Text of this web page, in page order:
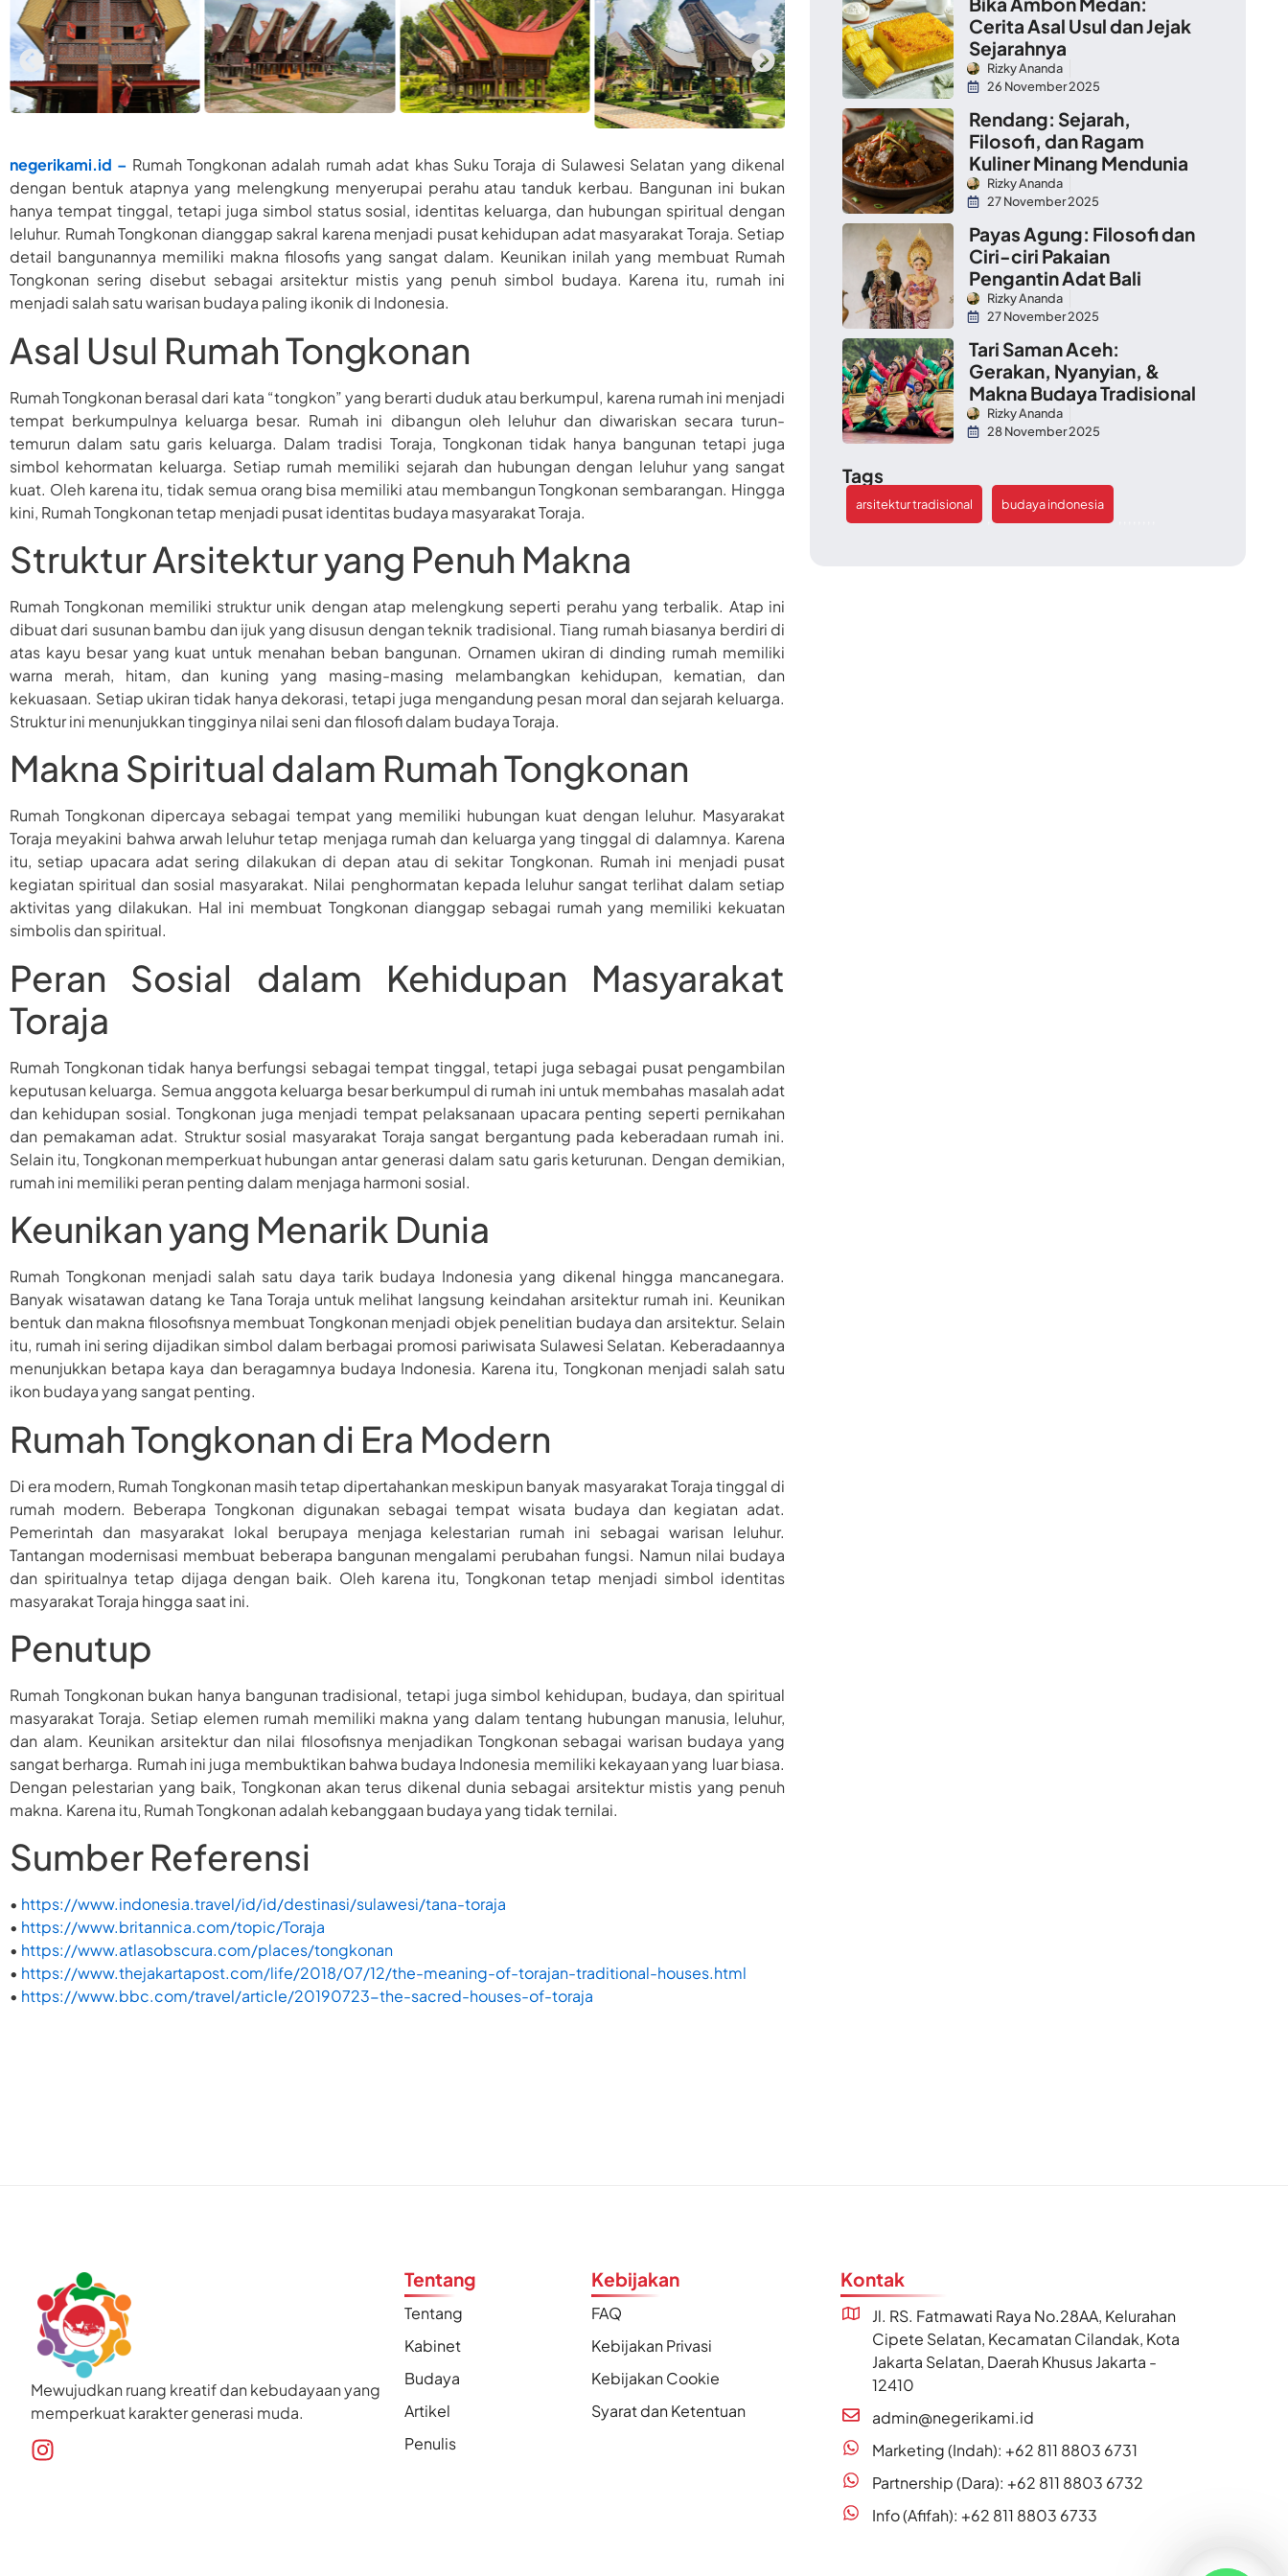
negerikami.id – Rumah Tongkonan adalah rumah adat khas Suku Toraja di Sulawesi Selatan yang dikenal
dengan bentuk atapnya yang melengkung menyerupai perahu atau tanduk kerbau. Bangunan ini bukan
hanya tempat tinggal, tetapi juga simbol status sosial, identitas keluarga, dan hubungan spiritual dengan
leluhur. Rumah Tongkonan dianggap sakral karena menjadi pusat kehidupan adat masyarakat Toraja. Setiap
detail bangunannya memiliki makna filosofis yang sangat dalam. Keunikan inilah yang membuat Rumah
Tongkonan sering disebut sebagai arsitektur mistis yang penuh simbol budaya. Karena itu, rumah ini
menjadi salah satu warisan budaya paling ikonik di Indonesia.
Asal Usul Rumah Tongkonan
Rumah Tongkonan berasal dari kata “tongkon” yang berarti duduk atau berkumpul, karena rumah ini menjadi
tempat berkumpulnya keluarga besar. Rumah ini dibangun oleh leluhur dan diwariskan secara turun-
temurun dalam satu garis keluarga. Dalam tradisi Toraja, Tongkonan tidak hanya bangunan tetapi juga
simbol kehormatan keluarga. Setiap rumah memiliki sejarah dan hubungan dengan leluhur yang sangat
kuat. Oleh karena itu, tidak semua orang bisa memiliki atau membangun Tongkonan sembarangan. Hingga
kini, Rumah Tongkonan tetap menjadi pusat identitas budaya masyarakat Toraja.
Struktur Arsitektur yang Penuh Makna
Rumah Tongkonan memiliki struktur unik dengan atap melengkung seperti perahu yang terbalik. Atap ini
dibuat dari susunan bambu dan ijuk yang disusun dengan teknik tradisional. Tiang rumah biasanya berdiri di
atas kayu besar yang kuat untuk menahan beban bangunan. Ornamen ukiran di dinding rumah memiliki
warna merah, hitam, dan kuning yang masing-masing melambangkan kehidupan, kematian, dan
kekuasaan. Setiap ukiran tidak hanya dekorasi, tetapi juga mengandung pesan moral dan sejarah keluarga.
Struktur ini menunjukkan tingginya nilai seni dan filosofi dalam budaya Toraja.
Makna Spiritual dalam Rumah Tongkonan
Rumah Tongkonan dipercaya sebagai tempat yang memiliki hubungan kuat dengan leluhur. Masyarakat
Toraja meyakini bahwa arwah leluhur tetap menjaga rumah dan keluarga yang tinggal di dalamnya. Karena
itu, setiap upacara adat sering dilakukan di depan atau di sekitar Tongkonan. Rumah ini menjadi pusat
kegiatan spiritual dan sosial masyarakat. Nilai penghormatan kepada leluhur sangat terlihat dalam setiap
aktivitas yang dilakukan. Hal ini membuat Tongkonan dianggap sebagai rumah yang memiliki kekuatan
simbolis dan spiritual.
Peran Sosial dalam Kehidupan Masyarakat
Toraja
Rumah Tongkonan tidak hanya berfungsi sebagai tempat tinggal, tetapi juga sebagai pusat pengambilan
keputusan keluarga. Semua anggota keluarga besar berkumpul di rumah ini untuk membahas masalah adat
dan kehidupan sosial. Tongkonan juga menjadi tempat pelaksanaan upacara penting seperti pernikahan
dan pemakaman adat. Struktur sosial masyarakat Toraja sangat bergantung pada keberadaan rumah ini.
Selain itu, Tongkonan memperkuat hubungan antar generasi dalam satu garis keturunan. Dengan demikian,
rumah ini memiliki peran penting dalam menjaga harmoni sosial.
Keunikan yang Menarik Dunia
Rumah Tongkonan menjadi salah satu daya tarik budaya Indonesia yang dikenal hingga mancanegara.
Banyak wisatawan datang ke Tana Toraja untuk melihat langsung keindahan arsitektur rumah ini. Keunikan
bentuk dan makna filosofisnya membuat Tongkonan menjadi objek penelitian budaya dan arsitektur. Selain
itu, rumah ini sering dijadikan simbol dalam berbagai promosi pariwisata Sulawesi Selatan. Keberadaannya
menunjukkan betapa kaya dan beragamnya budaya Indonesia. Karena itu, Tongkonan menjadi salah satu
ikon budaya yang sangat penting.
Rumah Tongkonan di Era Modern
Di era modern, Rumah Tongkonan masih tetap dipertahankan meskipun banyak masyarakat Toraja tinggal di
rumah modern. Beberapa Tongkonan digunakan sebagai tempat wisata budaya dan kegiatan adat.
Pemerintah dan masyarakat lokal berupaya menjaga kelestarian rumah ini sebagai warisan leluhur.
Tantangan modernisasi membuat beberapa bangunan mengalami perubahan fungsi. Namun nilai budaya
dan spiritualnya tetap dijaga dengan baik. Oleh karena itu, Tongkonan tetap menjadi simbol identitas
masyarakat Toraja hingga saat ini.
Penutup
Rumah Tongkonan bukan hanya bangunan tradisional, tetapi juga simbol kehidupan, budaya, dan spiritual
masyarakat Toraja. Setiap elemen rumah memiliki makna yang dalam tentang hubungan manusia, leluhur,
dan alam. Keunikan arsitektur dan nilai filosofisnya menjadikan Tongkonan sebagai warisan budaya yang
sangat berharga. Rumah ini juga membuktikan bahwa budaya Indonesia memiliki kekayaan yang luar biasa.
Dengan pelestarian yang baik, Tongkonan akan terus dikenal dunia sebagai arsitektur mistis yang penuh
makna. Karena itu, Rumah Tongkonan adalah kebanggaan budaya yang tidak ternilai.
Sumber Referensi
• https://www.indonesia.travel/id/id/destinasi/sulawesi/tana-toraja
• https://www.britannica.com/topic/Toraja
• https://www.atlasobscura.com/places/tongkonan
• https://www.thejakartapost.com/life/2018/07/12/the-meaning-of-torajan-traditional-houses.html
• https://www.bbc.com/travel/article/20190723-the-sacred-houses-of-toraja
Cerita Asal Usul dan Jejak
Sejarahnya
Rizky Ananda
26 November 2025
Rendang: Sejarah,
Filosofi, dan Ragam
Kuliner Minang Mendunia
Rizky Ananda
27 November 2025
Payas Agung: Filosofi dan
Ciri-ciri Pakaian
Pengantin Adat Bali
Rizky Ananda
27 November 2025
Tari Saman Aceh:
Gerakan, Nyanyian, &
Makna Budaya Tradisional
Rizky Ananda
28 November 2025
Tags
arsitektur tradisional
budaya indonesia
Mewujudkan ruang kreatif dan kebudayaan yang
memperkuat karakter generasi muda.
Tentang
Tentang
Kabinet
Budaya
Artikel
Penulis
Kebijakan
FAQ
Kebijakan Privasi
Kebijakan Cookie
Syarat dan Ketentuan
Kontak
Jl. RS. Fatmawati Raya No.28AA, Kelurahan
Cipete Selatan, Kecamatan Cilandak, Kota
Jakarta Selatan, Daerah Khusus Jakarta -
12410
admin@negerikami.id
Marketing (Indah): +62 811 8803 6731
Partnership (Dara): +62 811 8803 6732
Info (Afifah): +62 811 8803 6733